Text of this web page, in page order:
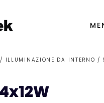
/ ILLUMINAZIONE DA INTERNO /